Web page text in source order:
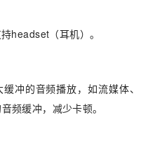
headset（耳机）。
冲的音频播放，如流媒体、
频缓冲，减少卡顿。